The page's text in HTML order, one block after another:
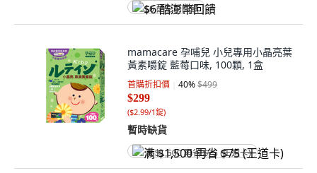
$6 酷澎幣回饋
mamacare 孕哺兒 小兒專用小晶亮葉
黃素嚼錠 藍莓口味, 100顆, 1盒
首購折扣價 40%$499
$299
($2.99/1錠)
暫時缺貨
满 $1,500 再省 $75 (王道卡)